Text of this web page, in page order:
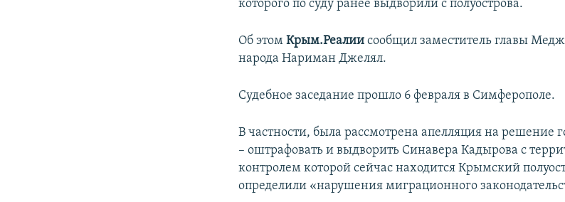
которого по суду ранее выдворили с полуострова.
Об этомКрым.Реалии сообщил заместитель главы
народа Нариман Джелял.
Судебное заседание прошло 6 февраля в Симферополе.
В частности, была рассмотрена апелляция на решение
– оштрафовать и выдворить Синавера Кадырова с
контролем которой сейчас находится Крымский
определили «нарушения миграционного